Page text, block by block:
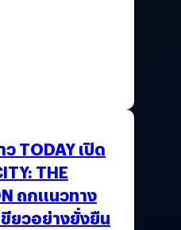
TODAY เปิด
THE
ถกแนวทาง
ยวอย่างยั่งยืน